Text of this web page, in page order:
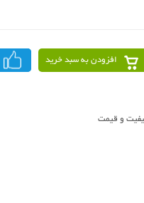
افزودن به سبد خرید
و قیمت